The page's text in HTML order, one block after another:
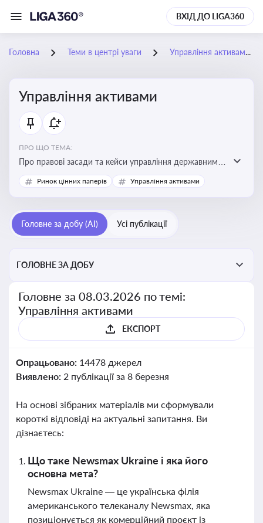
ВХІД ДО LIGA360
Головна Теми в центрі уваги Управління активами
Управління активами
ПРО ЩО ТЕМА:
Про правові засади та кейси управління державними,
комунальними та корпоративними активами, для
юристів і керівників, які відповідають за збереження
Ринок цінних паперів Управління активами
Головне за добу (AI) Усі публікації
ГОЛОВНЕ ЗА ДОБУ
Головне за 08.03.2026 по темі:
Управління активами
ЕКСПОРТ
Опрацьовано: 14478 джерел
Виявлено: 2 публікації за 8 березня
На основі зібраних матеріалів ми сформували
короткі відповіді на актуальні запитання. Ви
дізнаєтесь:
Що таке Newsmax Ukraine і яка його
основна мета?
Newsmax Ukraine — це українська філія
американського телеканалу Newsmax, яка
позиціонується як комерційний проєкт із